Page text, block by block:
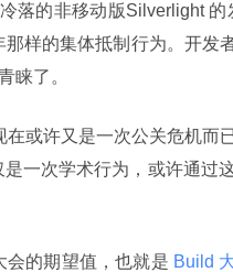
落的非移动版Silverlight
样的集体抵制行为。开发
睐了。
或许又是一次公关危机而
一次学术行为，或许通过
会的期望值，也就是 Build